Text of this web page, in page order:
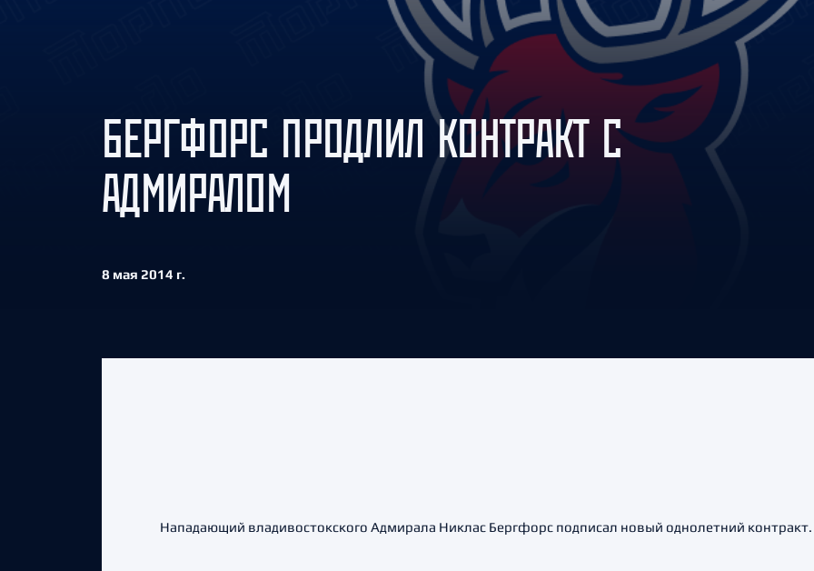
Амур
Барыс
Салават Юлаев
Сибирь
БЕРГФОРС ПРОДЛИЛ КОНТРАКТ С
АДМИРАЛОМ
8 мая 2014 г.
Нападающий владивостокского Адмирала Никлас Бергфорс подписал новый однолетний контракт.